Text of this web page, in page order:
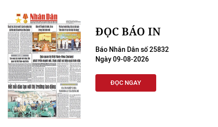
ĐỌC BÁO IN
Báo Nhân Dân số 25832
Ngày 09-08-2026
ĐỌC NGAY